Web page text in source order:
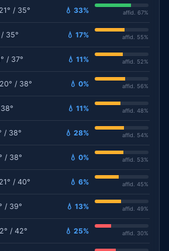
21° / 35° 💧 33% affid. 67%
35° 💧 17% affid. 55%
/ 37° 💧 11% affid. 52%
20° / 38° 💧 0% affid. 56%
💧 11% affid. 48%
/ 38° 💧 28% affid. 54%
/ 38° 💧 0% affid. 53%
21° / 40° 💧 6% affid. 45%
/ 39° 💧 13% affid. 49%
/ 42° 💧 25% affid. 30%